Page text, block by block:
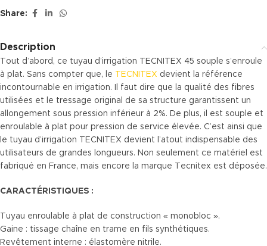
Share:
Description
Tout d’abord, ce tuyau d’irrigation TECNITEX 45 souple s’enroule
à plat. Sans compter que, le
TECNITEX devient la référence
incontournable en irrigation. Il faut dire que la qualité des fibres
utilisées et le tressage original de sa structure garantissent un
allongement sous pression inférieur à 2%. De plus, il est souple et
enroulable à plat pour pression de service élevée. C’est ainsi que
le tuyau d’irrigation TECNITEX devient l’atout indispensable des
utilisateurs de grandes longueurs. Non seulement ce matériel est
fabriqué en France, mais encore la marque Tecnitex est déposée.
CARACTÉRISTIQUES :
Tuyau enroulable à plat de construction « monobloc ».
Gaine : tissage chaîne en trame en fils synthétiques.
Revêtement interne : élastomère nitrile.